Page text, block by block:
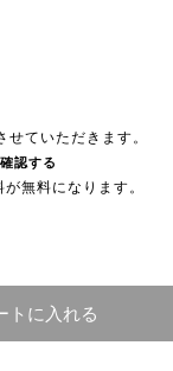
ていただきます。
認する
無料になります。
トに入れる